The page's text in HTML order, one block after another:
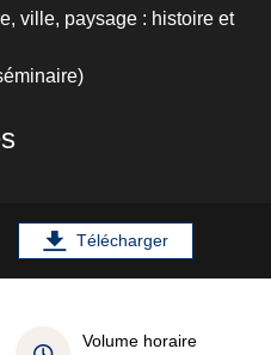
ville, paysage : histoire et
Télécharger
Volume horaire